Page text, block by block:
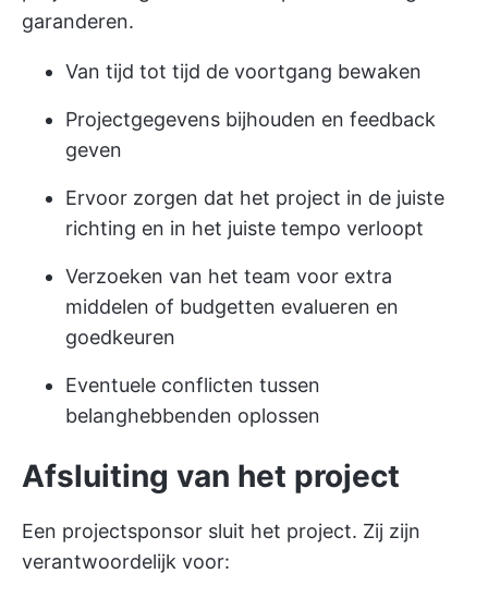
garanderen.
Van tijd tot tijd de voortgang bewaken
Projectgegevens bijhouden en feedback
geven
Ervoor zorgen dat het project in de juiste
richting en in het juiste tempo verloopt
Verzoeken van het team voor extra
middelen of budgetten evalueren en
goedkeuren
Eventuele conflicten tussen
belanghebbenden oplossen
Afsluiting van het project
Een projectsponsor sluit het project. Zij zijn
verantwoordelijk voor: